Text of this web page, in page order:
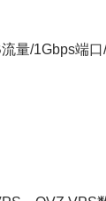
量/1Gbps端